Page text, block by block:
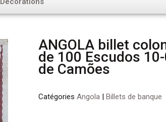
ANGOLA billet
de 100 Escudos
de Camões
Catégories Angola | Billets de banque